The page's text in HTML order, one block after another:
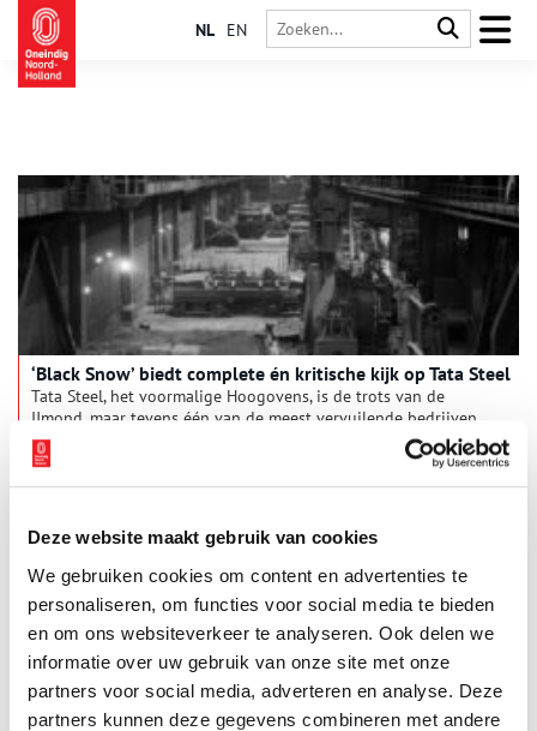
Deze website maakt gebruik van cookies
We gebruiken cookies om content en advertenties te
personaliseren, om functies voor social media te bieden
en om ons websiteverkeer te analyseren. Ook delen we
informatie over uw gebruik van onze site met onze
partners voor social media, adverteren en analyse. Deze
partners kunnen deze gegevens combineren met andere
NL EN
‘Black Snow’ biedt complete én kritische kijk op Tata Steel
Tata Steel, het voormalige Hoogovens, is de trots van de
IJmond, maar tevens één van de meest vervuilende bedrijven
van Nederland. Fotograaf Harm van de Poel verdiepte zich in
het staalbedrijf en het resultaat is in het Haarlemse Verwey
Museum te zien.